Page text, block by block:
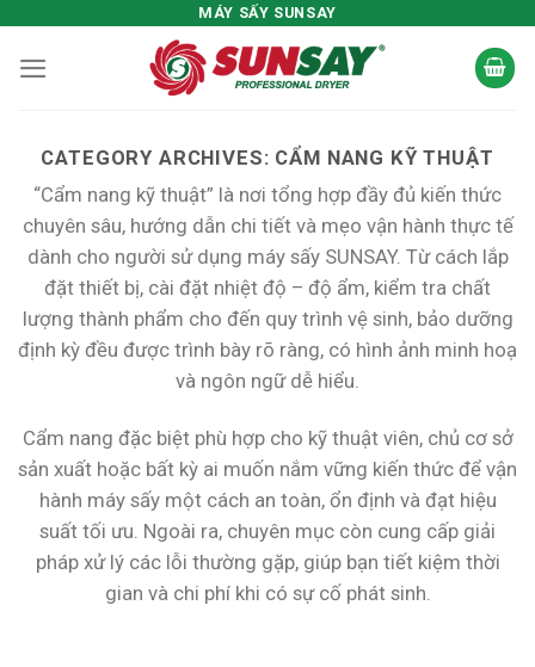
content
MÁY SẤY SUNSAY
CATEGORY ARCHIVES: CẨM NANG KỸ THUẬT
“Cẩm nang kỹ thuật” là nơi tổng hợp đầy đủ kiến thức
chuyên sâu, hướng dẫn chi tiết và mẹo vận hành thực tế
dành cho người sử dụng máy sấy SUNSAY. Từ cách lắp
đặt thiết bị, cài đặt nhiệt độ – độ ẩm, kiểm tra chất
lượng thành phẩm cho đến quy trình vệ sinh, bảo dưỡng
định kỳ đều được trình bày rõ ràng, có hình ảnh minh hoạ
và ngôn ngữ dễ hiểu.
Cẩm nang đặc biệt phù hợp cho kỹ thuật viên, chủ cơ sở
sản xuất hoặc bất kỳ ai muốn nắm vững kiến thức để vận
hành máy sấy một cách an toàn, ổn định và đạt hiệu
suất tối ưu. Ngoài ra, chuyên mục còn cung cấp giải
pháp xử lý các lỗi thường gặp, giúp bạn tiết kiệm thời
gian và chi phí khi có sự cố phát sinh.